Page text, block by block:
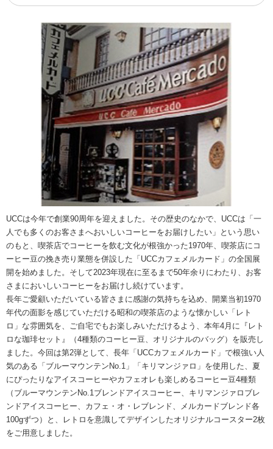
UCCは今年で創業90周年を迎えました。その歴史のなかで、UCCは「一
人でも多くのお客さまへおいしいコーヒーをお届けしたい」という思い
のもと、喫茶店でコーヒーを飲む文化が根強かった1970年、喫茶店にコ
ーヒー豆の挽き売り業態を併設した「UCCカフェメルカード」の全国展
開を始めました。そして2023年現在に至るまで50年余りにわたり、お客
さまにおいしいコーヒーをお届けし続けています。
長年ご愛顧いただいている皆さまに感謝の気持ちを込め、開業当初1970
年代の面影を感じていただける昭和の喫茶店のような懐かしい「レト
ロ」な雰囲気を、ご自宅でもお楽しみいただけるよう、本年4月に『レト
ロな珈琲セット』（4種類のコーヒー豆、オリジナルのバッグ）を販売し
ました。今回は第2弾として、長年「UCCカフェメルカード」で根強い人
気のある「ブルーマウンテンNo.1」「キリマンジァロ」を使用した、夏
にぴったりなアイスコーヒーやカフェオレも楽しめるコーヒー豆4種類
（ブルーマウンテンNo.1ブレンドアイスコーヒー、キリマンジァロブレ
ンドアイスコーヒー、カフェ・オ・レブレンド、メルカードブレンド各
100gずつ）と、レトロを意識してデザインしたオリジナルコースター2枚
をご用意しました。